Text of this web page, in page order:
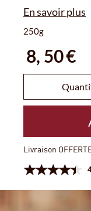
En savoir plus
250g
8, 50€
Livraison